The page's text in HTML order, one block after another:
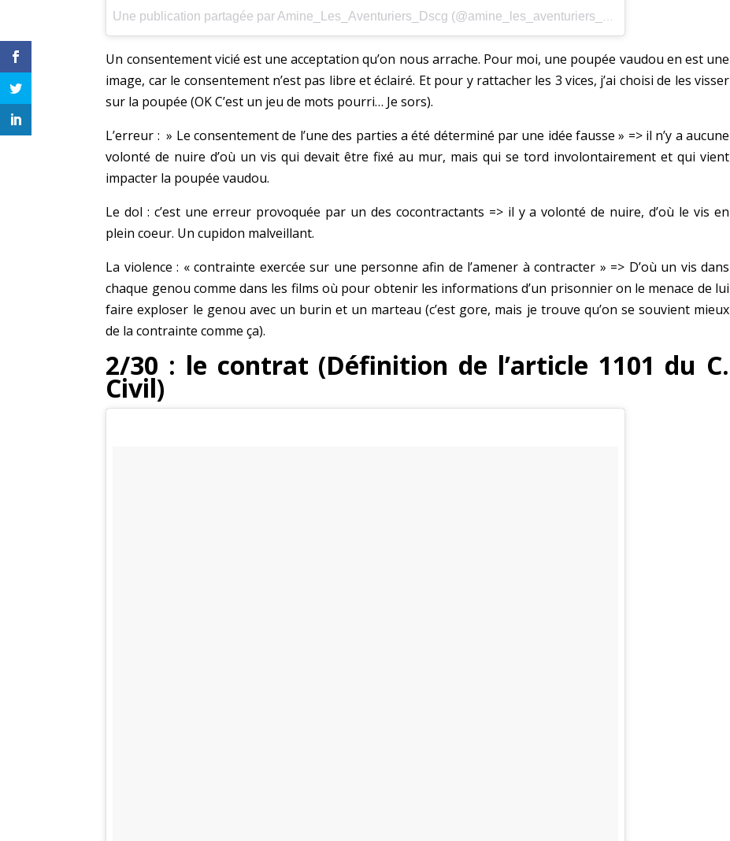
Un consentement vicié est une acceptation qu’on nous arrache. Pour moi, une poupée vaudou en est une
image, car le consentement n’est pas libre et éclairé. Et pour y rattacher les 3 vices, j’ai choisi de les visser
sur la poupée (OK C’est un jeu de mots pourri… Je sors).
L’erreur : » Le consentement de l’une des parties a été déterminé par une idée fausse » => il n’y a aucune
volonté de nuire d’où un vis qui devait être fixé au mur, mais qui se tord involontairement et qui vient
impacter la poupée vaudou.
Le dol : c’est une erreur provoquée par un des cocontractants => il y a volonté de nuire, d’où le vis en
plein coeur. Un cupidon malveillant.
La violence : « contrainte exercée sur une personne afin de l’amener à contracter » => D’où un vis dans
chaque genou comme dans les films où pour obtenir les informations d’un prisonnier on le menace de lui
faire exploser le genou avec un burin et un marteau (c’est gore, mais je trouve qu’on se souvient mieux
de la contrainte comme ça).
2/30 : le contrat (Définition de l’article 1101 du C.
Civil)